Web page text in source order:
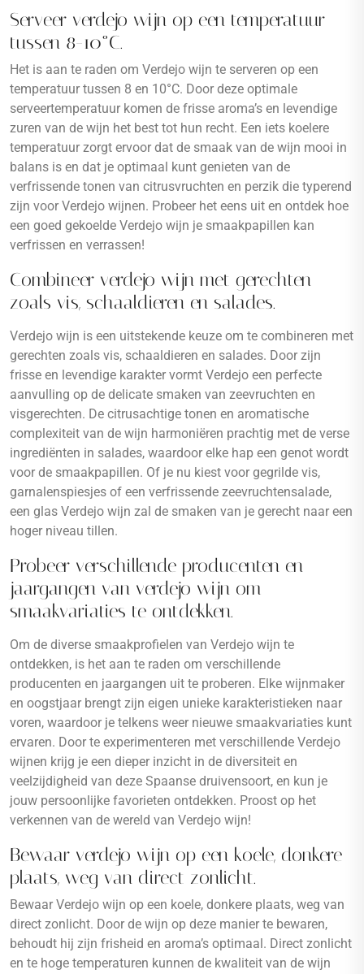
Serveer verdejo wijn op een temperatuur
tussen 8-10°C.
Het is aan te raden om Verdejo wijn te serveren op een
temperatuur tussen 8 en 10°C. Door deze optimale
serveertemperatuur komen de frisse aroma’s en levendige
zuren van de wijn het best tot hun recht. Een iets koelere
temperatuur zorgt ervoor dat de smaak van de wijn mooi in
balans is en dat je optimaal kunt genieten van de
verfrissende tonen van citrusvruchten en perzik die typerend
zijn voor Verdejo wijnen. Probeer het eens uit en ontdek hoe
een goed gekoelde Verdejo wijn je smaakpapillen kan
verfrissen en verrassen!
Combineer verdejo wijn met gerechten
zoals vis, schaaldieren en salades.
Verdejo wijn is een uitstekende keuze om te combineren met
gerechten zoals vis, schaaldieren en salades. Door zijn
frisse en levendige karakter vormt Verdejo een perfecte
aanvulling op de delicate smaken van zeevruchten en
visgerechten. De citrusachtige tonen en aromatische
complexiteit van de wijn harmoniëren prachtig met de verse
ingrediënten in salades, waardoor elke hap een genot wordt
voor de smaakpapillen. Of je nu kiest voor gegrilde vis,
garnalenspiesjes of een verfrissende zeevruchtensalade,
een glas Verdejo wijn zal de smaken van je gerecht naar een
hoger niveau tillen.
Probeer verschillende producenten en
jaargangen van verdejo wijn om
smaakvariaties te ontdekken.
Om de diverse smaakprofielen van Verdejo wijn te
ontdekken, is het aan te raden om verschillende
producenten en jaargangen uit te proberen. Elke wijnmaker
en oogstjaar brengt zijn eigen unieke karakteristieken naar
voren, waardoor je telkens weer nieuwe smaakvariaties kunt
ervaren. Door te experimenteren met verschillende Verdejo
wijnen krijg je een dieper inzicht in de diversiteit en
veelzijdigheid van deze Spaanse druivensoort, en kun je
jouw persoonlijke favorieten ontdekken. Proost op het
verkennen van de wereld van Verdejo wijn!
Bewaar verdejo wijn op een koele, donkere
plaats, weg van direct zonlicht.
Bewaar Verdejo wijn op een koele, donkere plaats, weg van
direct zonlicht. Door de wijn op deze manier te bewaren,
behoudt hij zijn frisheid en aroma’s optimaal. Direct zonlicht
en te hoge temperaturen kunnen de kwaliteit van de wijn